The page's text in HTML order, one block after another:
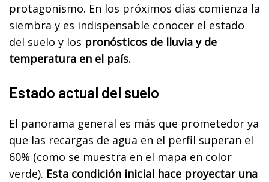
protagonismo. En los próximos días comienza la
siembra y es indispensable conocer el estado
del suelo y los pronósticos de lluvia y de
temperatura en el país.
Estado actual del suelo
El panorama general es más que prometedor ya
que las recargas de agua en el perfil superan el
60% (como se muestra en el mapa en color
verde). Esta condición inicial hace proyectar una